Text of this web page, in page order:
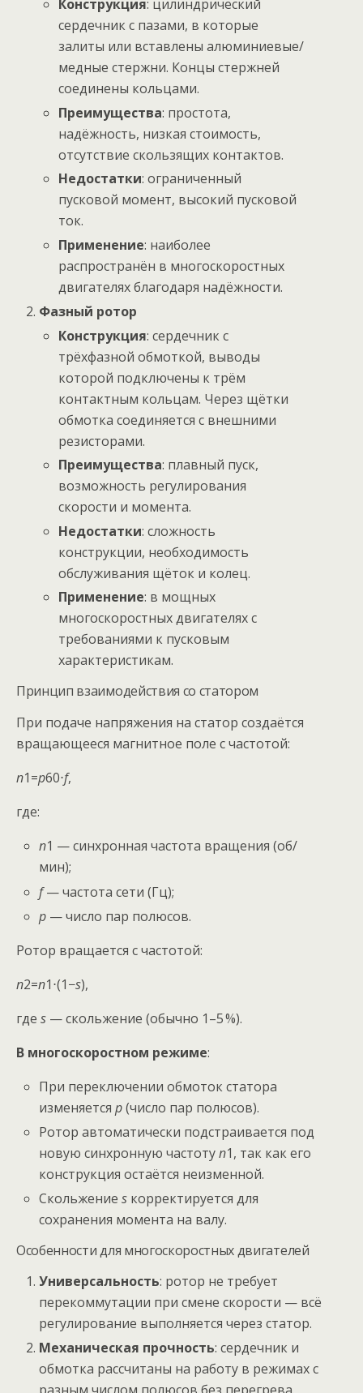
Конструкция: цилиндрический
сердечник с пазами, в которые
залиты или вставлены алюминиевые/
медные стержни. Концы стержней
соединены кольцами.
Преимущества: простота,
надёжность, низкая стоимость,
отсутствие скользящих контактов.
Недостатки: ограниченный
пусковой момент, высокий пусковой
ток.
Применение: наиболее
распространён в многоскоростных
двигателях благодаря надёжности.
Фазный ротор
Конструкция: сердечник с
трёхфазной обмоткой, выводы
которой подключены к трём
контактным кольцам. Через щётки
обмотка соединяется с внешними
резисторами.
Преимущества: плавный пуск,
возможность регулирования
скорости и момента.
Недостатки: сложность
конструкции, необходимость
обслуживания щёток и колец.
Применение: в мощных
многоскоростных двигателях с
требованиями к пусковым
характеристикам.
Принцип взаимодействия со статором
При подаче напряжения на статор создаётся
вращающееся магнитное поле с частотой:
n1​=p60⋅f​,
где:
n1​ — синхронная частота вращения (об/
мин);
f— частота сети (Гц);
p — число пар полюсов.
Ротор вращается с частотой:
n2​=n1​⋅(1−s),
где s — скольжение (обычно 1–5 %).
В многоскоростном режиме:
При переключении обмоток статора
изменяетсяp(число пар полюсов).
Ротор автоматически подстраивается под
новую синхронную частотуn1​, так как его
конструкция остаётся неизменной.
Скольжениеs корректируется для
сохранения момента на валу.
Особенности для многоскоростных двигателей
Универсальность: ротор не требует
перекоммутации при смене скорости — всё
регулирование выполняется через статор.
Механическая прочность: сердечник и
обмотка рассчитаны на работу в режимах с